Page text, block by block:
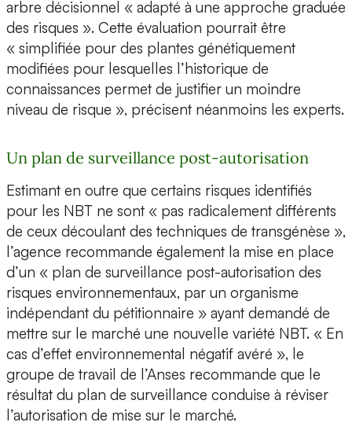
arbre décisionnel « adapté à une approche graduée
des risques ». Cette évaluation pourrait être
« simplifiée pour des plantes génétiquement
modifiées pour lesquelles l’historique de
connaissances permet de justifier un moindre
niveau de risque », précisent néanmoins les experts.
Un plan de surveillance post-autorisation
Estimant en outre que certains risques identifiés
pour les NBT ne sont « pas radicalement différents
de ceux découlant des techniques de transgénèse »,
l’agence recommande également la mise en place
d’un « plan de surveillance post-autorisation des
risques environnementaux, par un organisme
indépendant du pétitionnaire » ayant demandé de
mettre sur le marché une nouvelle variété NBT. « En
cas d’effet environnemental négatif avéré », le
groupe de travail de l’Anses recommande que le
résultat du plan de surveillance conduise à réviser
l’autorisation de mise sur le marché.